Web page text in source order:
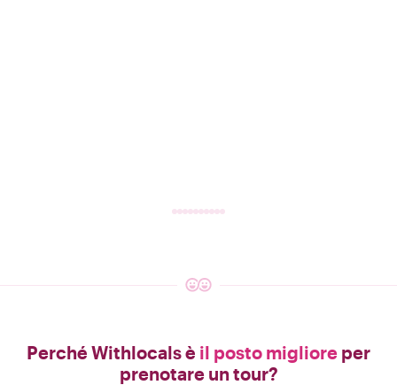
Perché Withlocals è il posto migliore per
prenotare un tour?